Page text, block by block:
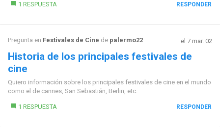
1 RESPUESTA RESPONDER
Pregunta en Festivales de Cine de palermo22 el 7 mar. 02
Historia de los principales festivales de
cine
Quiero información sobre los principales festivales de cine en el mundo
como el de cannes, San Sebastián, Berlin, etc.
1 RESPUESTA RESPONDER